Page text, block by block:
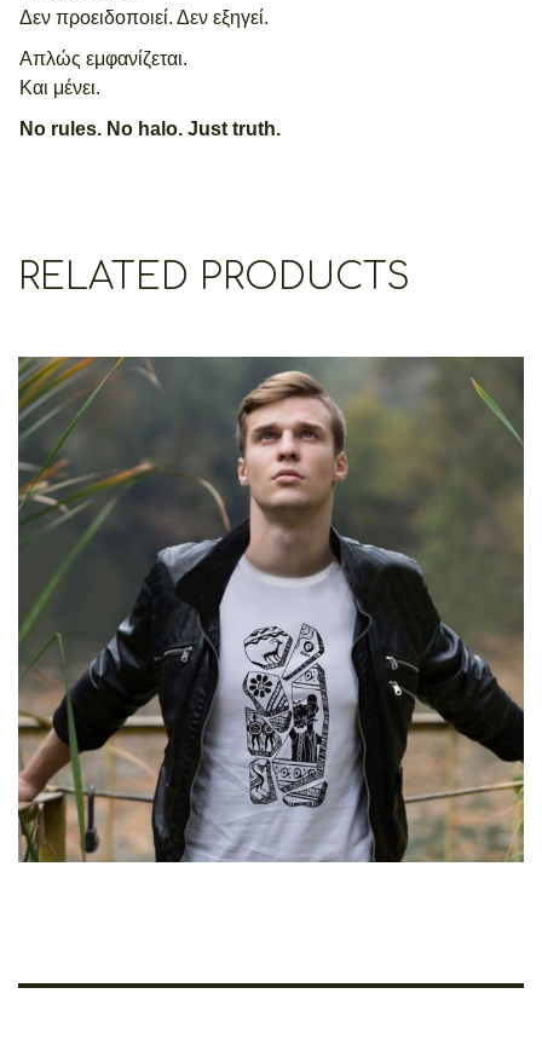
Δεν προειδοποιεί. Δεν εξηγεί.
Απλώς εμφανίζεται.
Και μένει.
No rules. No halo. Just truth.
RELATED PRODUCTS
Cretoons Pieces Of History
€ 19.00